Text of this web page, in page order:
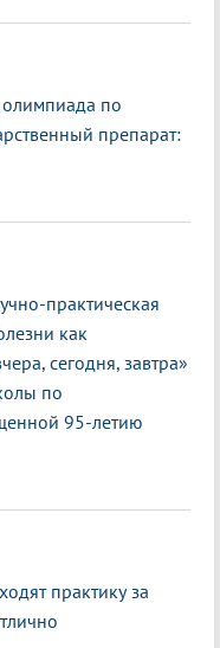
по
препарат:
практическая
как
сегодня, завтра»
по
95-летию
практику за